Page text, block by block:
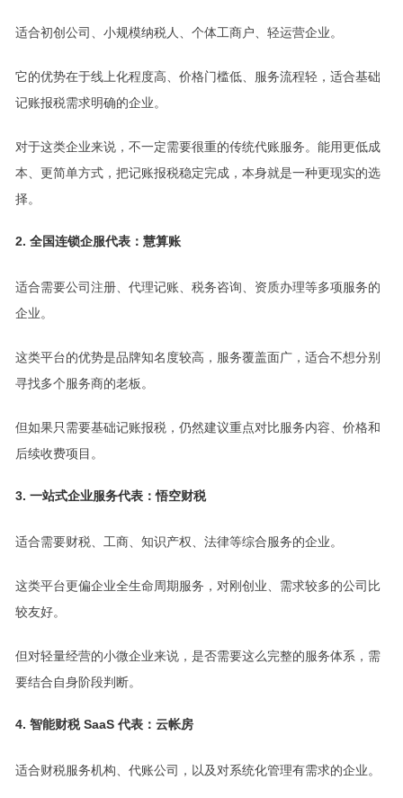
适合初创公司、小规模纳税人、个体工商户、轻运营企业。
它的优势在于线上化程度高、价格门槛低、服务流程轻，适合基础
记账报税需求明确的企业。
对于这类企业来说，不一定需要很重的传统代账服务。能用更低成
本、更简单方式，把记账报税稳定完成，本身就是一种更现实的选
择。
2. 全国连锁企服代表：慧算账
适合需要公司注册、代理记账、税务咨询、资质办理等多项服务的
企业。
这类平台的优势是品牌知名度较高，服务覆盖面广，适合不想分别
寻找多个服务商的老板。
但如果只需要基础记账报税，仍然建议重点对比服务内容、价格和
后续收费项目。
3. 一站式企业服务代表：悟空财税
适合需要财税、工商、知识产权、法律等综合服务的企业。
这类平台更偏企业全生命周期服务，对刚创业、需求较多的公司比
较友好。
但对轻量经营的小微企业来说，是否需要这么完整的服务体系，需
要结合自身阶段判断。
4. 智能财税 SaaS 代表：云帐房
适合财税服务机构、代账公司，以及对系统化管理有需求的企业。